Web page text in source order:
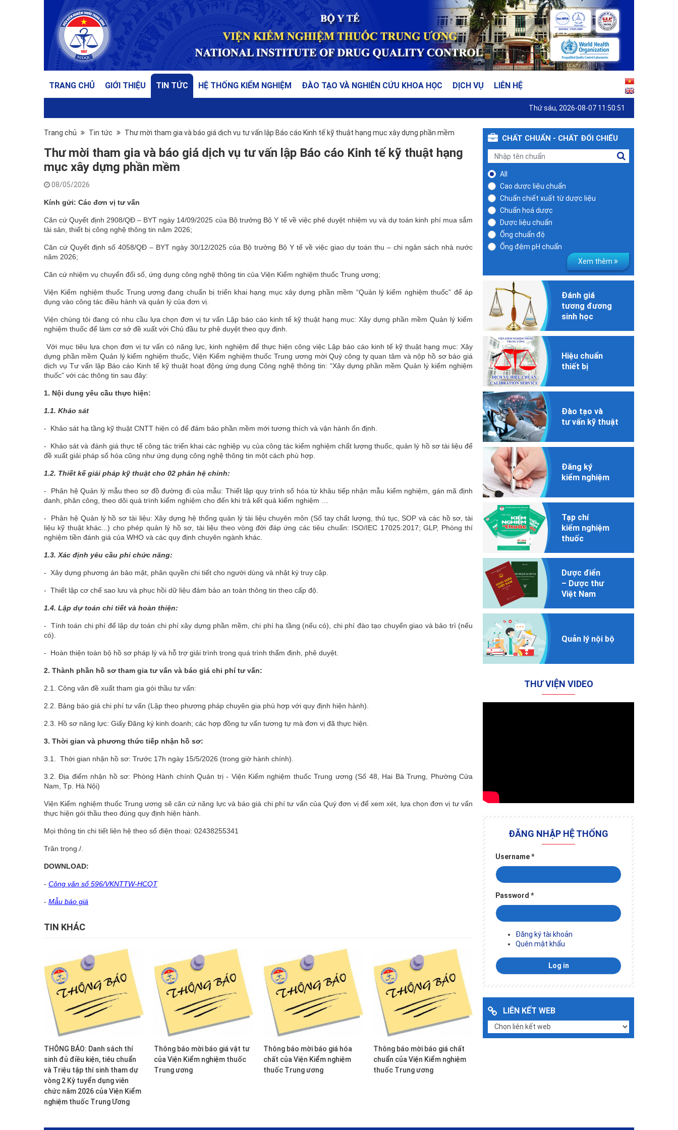
TRANG CHỦ GIỚI THIỆU TIN TỨC HỆ THỐNG KIỂM NGHIỆM ĐÀO TẠO VÀ NGHIÊN CỨU KHOA HỌC DỊCH VỤ LIÊN HỆ
Thứ sáu, 2026-08-07 11:50:51
Trang chủ Tin tức Thư mời tham gia và báo giá dịch vụ tư vấn lập Báo cáo Kinh tế kỹ thuật hạng mục xây dựng phần mềm
Thư mời tham gia và báo giá dịch vụ tư vấn lập Báo cáo Kinh tế kỹ thuật hạng
mục xây dựng phần mềm
08/05/2026
Kính gửi: Các đơn vị tư vấn
Căn cứ Quyết định 2908/QĐ – BYT ngày 14/09/2025 của Bộ trưởng Bộ Y tế về việc phê duyệt nhiệm vụ và dự toán kinh phí mua sắm
tài sản, thiết bị công nghệ thông tin năm 2026;
Căn cứ Quyết định số 4058/QĐ – BYT ngày 30/12/2025 của Bộ trưởng Bộ Y tế về việc giao dự toán thu – chi ngân sách nhà nước
năm 2026;
Căn cứ nhiệm vụ chuyển đổi số, ứng dụng công nghệ thông tin của Viện Kiểm nghiệm thuốc Trung ương;
Viện Kiểm nghiệm thuốc Trung ương đang chuẩn bị triển khai hạng mục xây dựng phần mềm “Quản lý kiểm nghiệm thuốc” để áp
dụng vào công tác điều hành và quản lý của đơn vị.
Viện chúng tôi đang có nhu cầu lựa chọn đơn vị tư vấn Lập báo cáo kinh tế kỹ thuật hạng mục: Xây dựng phần mềm Quản lý kiểm
nghiệm thuốc để làm cơ sở đề xuất với Chủ đầu tư phê duyệt theo quy định.
Với mục tiêu lựa chọn đơn vị tư vấn có năng lực, kinh nghiệm để thực hiện công việc Lập báo cáo kinh tế kỹ thuật hạng mục: Xây
dựng phần mềm Quản lý kiểm nghiệm thuốc, Viện Kiểm nghiệm thuốc Trung ương mời Quý công ty quan tâm và nộp hồ sơ báo giá
dịch vụ Tư vấn lập Báo cáo Kinh tế kỹ thuật hoạt động ứng dụng Công nghệ thông tin: “Xây dựng phần mềm Quản lý kiểm nghiệm
thuốc” với các thông tin sau đây:
1. Nội dung yêu cầu thực hiện:
1.1. Khảo sát
- Khảo sát hạ tầng kỹ thuật CNTT hiện có để đảm bảo phần mềm mới tương thích và vận hành ổn định.
- Khảo sát và đánh giá thực tế công tác triển khai các nghiệp vụ của công tác kiểm nghiệm chất lượng thuốc, quản lý hồ sơ tài liệu để
đề xuất giải pháp số hóa cũng như ứng dụng công nghệ thông tin một cách phù hợp.
1.2. Thiết kế giải pháp kỹ thuật cho 02 phân hệ chính:
- Phân hệ Quản lý mẫu theo sơ đồ đường đi của mẫu: Thiết lập quy trình số hóa từ khâu tiếp nhận mẫu kiểm nghiệm, gán mã định
danh, phân công, theo dõi quá trình kiểm nghiệm cho đến khi trả kết quả kiểm nghiệm …
- Phân hệ Quản lý hồ sơ tài liệu: Xây dựng hệ thống quản lý tài liệu chuyên môn (Sổ tay chất lượng, thủ tục, SOP và các hồ sơ, tài
liệu kỹ thuật khác...) cho phép quản lý hồ sơ, tài liệu theo vòng đời đáp ứng các tiêu chuẩn: ISO/IEC 17025:2017; GLP, Phòng thí
nghiệm tiền đánh giá của WHO và các quy định chuyên ngành khác.
1.3. Xác định yêu cầu phi chức năng:
- Xây dựng phương án bảo mật, phân quyền chi tiết cho người dùng và nhật ký truy cập.
- Thiết lập cơ chế sao lưu và phục hồi dữ liệu đảm bảo an toàn thông tin theo cấp độ.
1.4. Lập dự toán chi tiết và hoàn thiện:
- Tính toán chi phí để lập dự toán chi phí xây dựng phần mềm, chi phí hạ tầng (nếu có), chi phí đào tạo chuyển giao và bảo trì (nếu
có).
- Hoàn thiện toàn bộ hồ sơ pháp lý và hỗ trợ giải trình trong quá trình thẩm định, phê duyệt.
2. Thành phần hồ sơ tham gia tư vấn và báo giá chi phí tư vấn:
2.1. Công văn đề xuất tham gia gói thầu tư vấn:
2.2. Bảng báo giá chi phí tư vấn (Lập theo phương pháp chuyên gia phù hợp với quy định hiện hành).
2.3. Hồ sơ năng lực: Giấy Đăng ký kinh doanh; các hợp đồng tư vấn tương tự mà đơn vị đã thực hiện.
3. Thời gian và phương thức tiếp nhận hồ sơ:
3.1. Thời gian nhận hồ sơ: Trước 17h ngày 15/5/2026 (trong giờ hành chính).
3.2. Địa điểm nhận hồ sơ: Phòng Hành chính Quản trị - Viện Kiểm nghiệm thuốc Trung ương (Số 48, Hai Bà Trưng, Phường Cửa
Nam, Tp. Hà Nội)
Viện Kiểm nghiệm thuốc Trung ương sẽ căn cứ năng lực và báo giá chi phí tư vấn của Quý đơn vị để xem xét, lựa chọn đơn vị tư vấn
thực hiện gói thầu theo đúng quy định hiện hành.
Mọi thông tin chi tiết liên hệ theo số điện thoại: 02438255341
Trân trọng./.
DOWNLOAD:
- Công văn số 596/VKNTTW-HCQT
- Mẫu báo giá
TIN KHÁC
THÔNG BÁO: Danh sách thí
sinh đủ điều kiện, tiêu chuẩn
và Triệu tập thí sinh tham dự
vòng 2 Kỳ tuyển dụng viên
chức năm 2026 của Viện Kiểm
nghiệm thuốc Trung Ương
Thông báo mời báo giá vật tư
của Viện Kiểm nghiệm thuốc
Trung ương
Thông báo mời báo giá hóa
chất của Viện Kiểm nghiệm
thuốc Trung ương
Thông báo mời báo giá chất
chuẩn của Viện Kiểm nghiệm
thuốc Trung ương
CHẤT CHUẨN - CHẤT ĐỐI CHIẾU
All
Cao dược liệu chuẩn
Chuẩn chiết xuất từ dược liệu
Chuẩn hoá dược
Dược liệu chuẩn
Ống chuẩn độ
Ống đệm pH chuẩn
Xem thêm
Đánh giá
tương đương
sinh học
Hiệu chuẩn
thiết bị
Đào tạo và
tư vấn kỹ thuật
Đăng ký
kiểm nghiệm
Tạp chí
kiểm nghiệm
thuốc
Dược điển
– Dược thư
Việt Nam
Quản lý nội bộ
THƯ VIỆN VIDEO
ĐĂNG NHẬP HỆ THỐNG
Username*
Password *
Đăng ký tài khoản
Quên mật khẩu
LIÊN KẾT WEB